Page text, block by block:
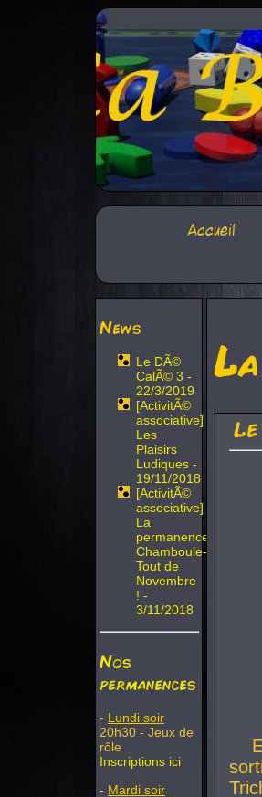
Accueil
News
Le DÃ©
CalÃ© 3 -
22/3/2019
[ActivitÃ©
associative]
Les
Plaisirs
Ludiques -
19/11/2018
[ActivitÃ©
associative]
La
permanence
Chamboule-
Tout de
Novembre
! -
3/11/2018
Nos
permanences
- Lundi soir
20h30 - Jeux de
rôle
Inscriptions ici
- Mardi soir